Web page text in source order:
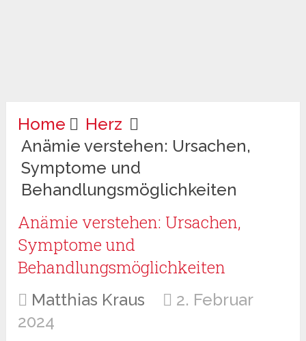
Home
Herz
Anämie verstehen: Ursachen,
Symptome und
Behandlungsmöglichkeiten
Anämie verstehen: Ursachen,
Symptome und
Behandlungsmöglichkeiten
Matthias Kraus
2. Februar
2024